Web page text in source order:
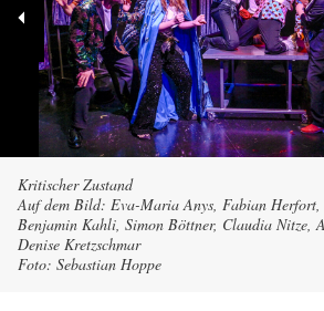
Kritischer Zustand
Auf dem Bild: Eva-Maria Anys, Fabian Herfort,
Benjamin Kahli, Simon Böttner, Claudia Nitze,
Denise Kretzschmar
Foto: Sebastian Hoppe